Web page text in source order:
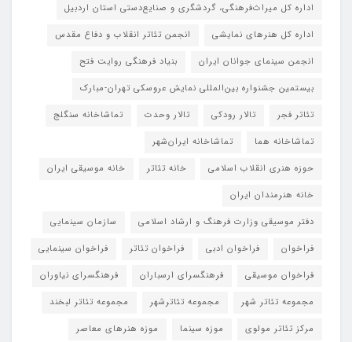
اداره کل میراث‌فرهنگی، گردشگری و صنایع‌دستی استان اردبیل
اداره کل هنرهای نمایشی
انجمن تئاتر انقلاب و دفاع مقدس
انجمن سینمای جوانان ایران
بنیاد فرهنگی روایت فتح
بیستمین جشنواره بین‌المللی نمایش عروسکی تهران-مبارک
تئاتر فجر
تالار رودکی تالار وحدت
تماشاخانه سنگلج
تماشاخانه هما
تماشاخانه‌ ایران‌شهر
حوزه هنری انقلاب اسلامی
خانه تئاتر
خانه موسیقی ایران
خانه هنرمندان ایران
دفتر موسیقی وزارت فرهنگ و ارشاد اسلامی
سازمان سینمایی
فراخوان
فراخوان ادبی فراخوان تئاتر
فراخوان سینمایی
فراخوان موسیقی
فرهنگسرای ارسباران
فرهنگسرای نیاوران
مجموعه تئاتر شهر
مجموعه تئاترشهر
مجموعه تئاتر لبخند
مرکز تئاتر مولوی
موزه سینما
موزه هنرهای معاصر